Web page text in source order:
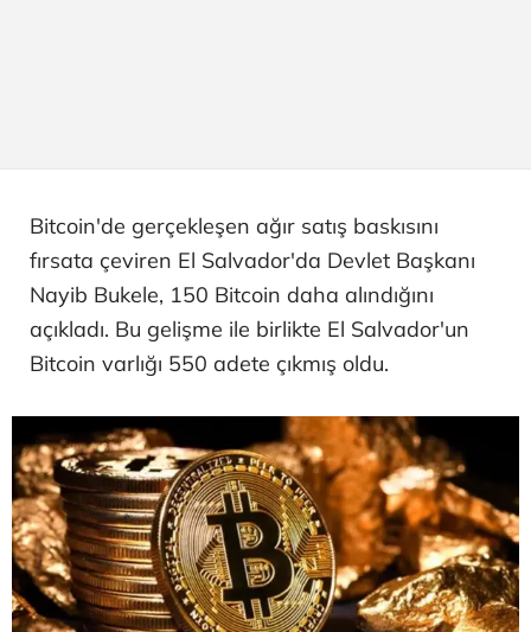
Bitcoin'de gerçekleşen ağır satış baskısını
fırsata çeviren El Salvador'da Devlet Başkanı
Nayib Bukele, 150 Bitcoin daha alındığını
açıkladı. Bu gelişme ile birlikte El Salvador'un
Bitcoin varlığı 550 adete çıkmış oldu.